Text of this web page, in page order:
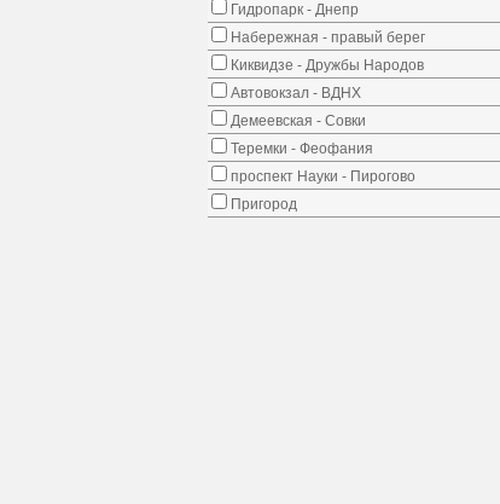
Гидропарк - Днепр
Набережная - правый берег
Киквидзе - Дружбы Народов
Автовокзал - ВДНХ
Демеевская - Совки
Теремки - Феофания
проспект Науки - Пирогово
Пригород